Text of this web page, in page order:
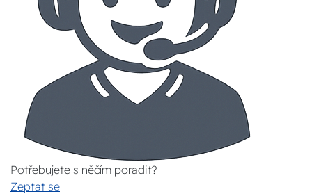
Potřebujete s něčím poradit?
Zeptat se